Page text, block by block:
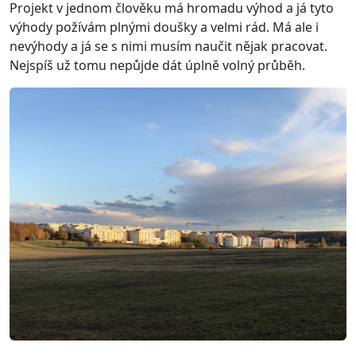
Projekt v jednom člověku má hromadu výhod a já tyto
výhody požívám plnými doušky a velmi rád. Má ale i
nevýhody a já se s nimi musím naučit nějak pracovat.
Nejspíš už tomu nepůjde dát úplně volný průběh.